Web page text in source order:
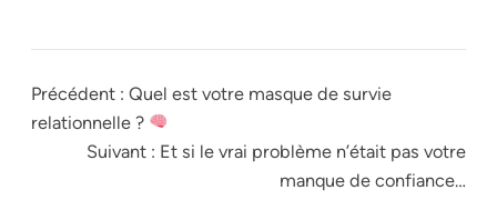
Précédent : Quel est votre masque de survie
relationnelle ?
Suivant : Et si le vrai problème n’était pas votre
manque de confiance…